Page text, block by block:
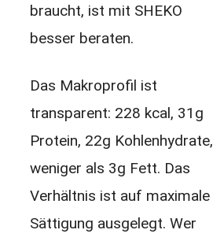
braucht, ist mit SHEKO
besser beraten.
Das Makroprofil ist
transparent: 228 kcal, 31g
Protein, 22g Kohlenhydrate,
weniger als 3g Fett. Das
Verhältnis ist auf maximale
Sättigung ausgelegt. Wer